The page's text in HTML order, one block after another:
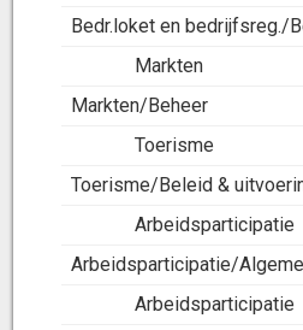
Bedr.loket en bedrijfsreg./
Markten
Markten/Beheer
Toerisme
Toerisme/Beleid &
Arbeidsparticipatie
Arbeidsparticipatie/
Arbeidsparticipatie